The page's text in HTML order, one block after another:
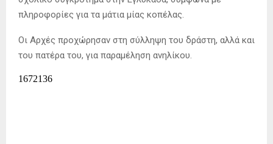
πληροφορίες για τα μάτια μίας κοπέλας.
Οι Αρχές προχώρησαν στη σύλληψη του δράστη, αλλά και
του πατέρα του, για παραμέληση ανηλίκου.